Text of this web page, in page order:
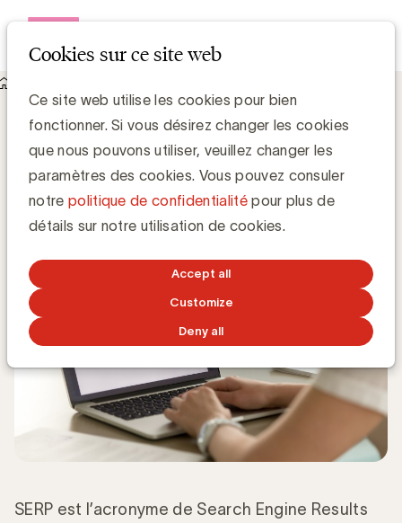
Qu’est-ce que la SERP ?
Chris Van Roey
1 JUIN 2020
SERP est l’acronyme de Search Engine Results
Cookies sur ce site web
Ce site web utilise les cookies pour bien
fonctionner. Si vous désirez changer les cookies
que nous pouvons utiliser, veuillez changer les
paramètres des cookies. Vous pouvez consuler
notre politique de confidentialitépour plus de
détails sur notre utilisation de cookies.
Accept all
Customize
Deny all